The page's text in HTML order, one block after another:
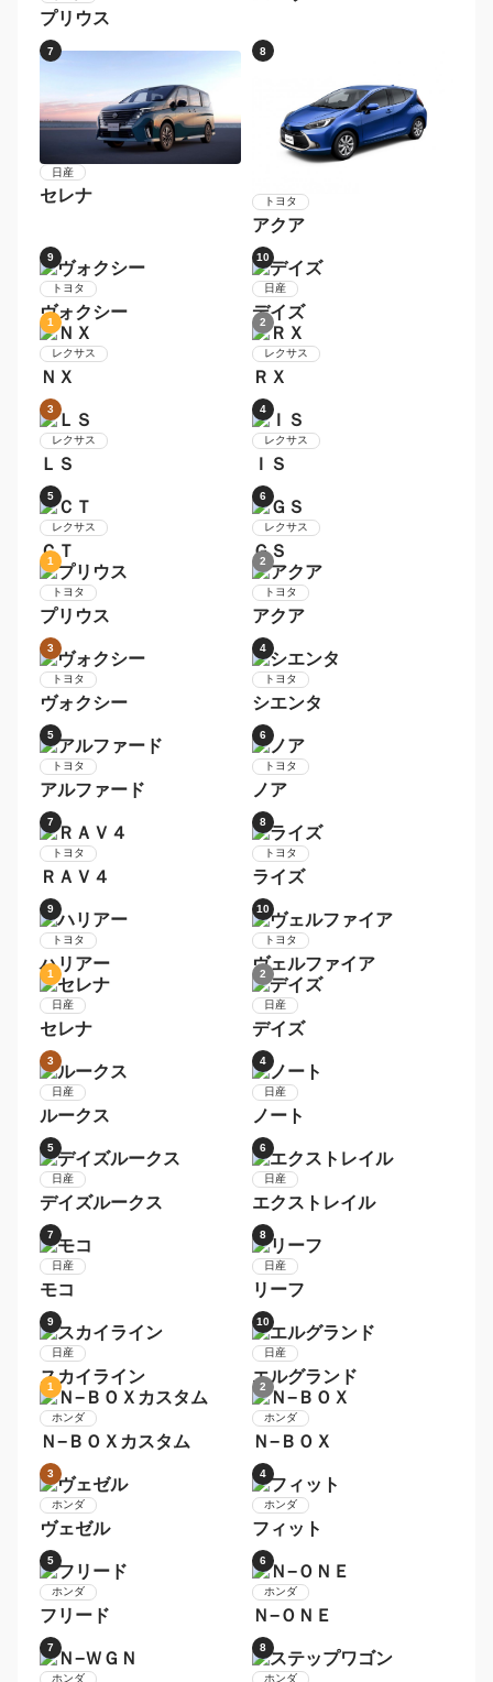
3
ホンダ
Ｎ−ＢＯＸ
ハスラー
トヨタ
プリウス
ダイハツ
ムーヴ
7
日産
セレナ
8
トヨタ
アクア
9
トヨタ
ヴォクシー
10
日産
デイズ
1
レクサス
ＮＸ
2
レクサス
ＲＸ
3
レクサス
ＬＳ
4
レクサス
ＩＳ
5
レクサス
ＣＴ
6
レクサス
ＧＳ
1
トヨタ
プリウス
2
トヨタ
アクア
3
トヨタ
ヴォクシー
4
トヨタ
シエンタ
5
トヨタ
アルファード
6
トヨタ
ノア
7
トヨタ
ＲＡＶ４
8
トヨタ
ライズ
9
トヨタ
ハリアー
10
トヨタ
ヴェルファイア
1
日産
セレナ
2
日産
デイズ
3
日産
ルークス
4
日産
ノート
5
日産
デイズルークス
6
日産
エクストレイル
7
日産
モコ
8
日産
リーフ